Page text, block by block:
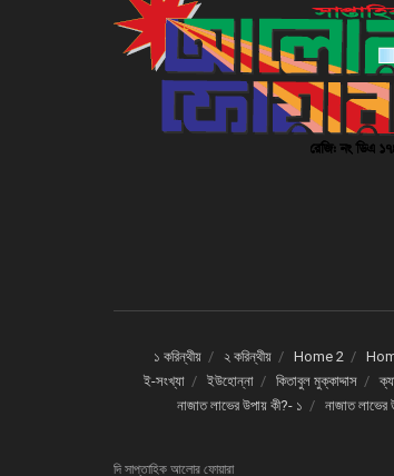
১ করিন্থীয় ২ করিন্থীয় Home 2
ই-সংখ্যা
ইউহোন্না কিতাবুল মুক্কাদ্দাস
নাজাত লাভের উপায় কী?- ১
নাজাত লাভের
দি সাপ্তাহিক আলোর ফোয়ারা